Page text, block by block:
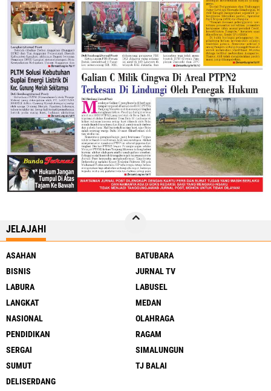
JELAJAHI
ASAHAN
BATUBARA
BISNIS
JURNAL TV
LABURA
LABUSEL
LANGKAT
MEDAN
NASIONAL
OLAHRAGA
PENDIDIKAN
RAGAM
SERGAI
SIMALUNGUN
SUMUT
TJ BALAI
DELISERDANG